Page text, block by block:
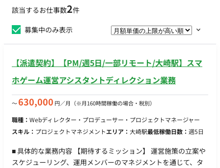
該当するお仕事数2件
募集中のみ表示
【派遣契約】【PM/週5日/一部リモート/大崎駅】スマ
ホゲーム運営アシスタントディレクション業務
〜630,000 円／月 （※月160時間稼働の場合・税別）
職種： Webディレクター・プロデューサー・プロジェクトマネージャー
スキル： プロジェクトマネジメントエリア： 大崎駅最低稼働日数： 週5日
■ 具体的な業務内容 【期待するミッション】 運営施策の立案や
スケジューリング、運用メンバーのマネジメントを通じて、タ